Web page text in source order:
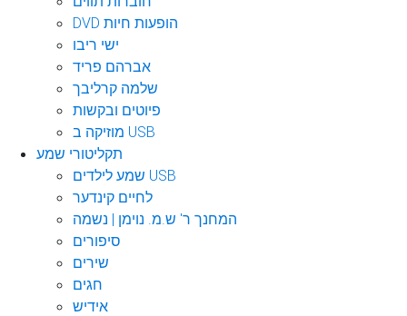
DVD הופעות חיות
ישי ריבו
אברהם פריד
שלמה קרליבך
פיוטים ובקשות
מוזיקה ב USB
תקליטורי שמע
שמע לילדים USB
לחיים קינדער
המחנך ר' ש.מ. נוימן | נשמה
סיפורים
שירים
חגים
אידיש